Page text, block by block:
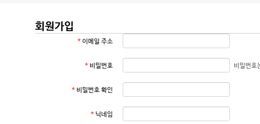
회원가입
*이메일 주소
* 비밀번호 비밀번호
* 비밀번호 확인
* 닉네임